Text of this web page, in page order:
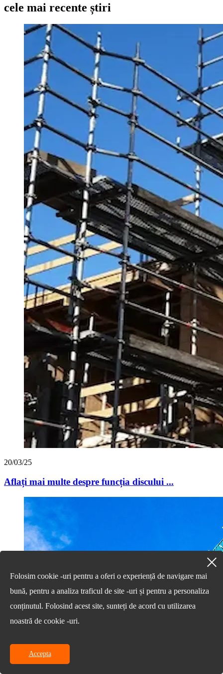
cele mai recente știri
20/03/25
Aflați mai multe despre funcția discului ...
Folosim cookie -uri pentru a oferi o experiență de navigare mai
bună, pentru a analiza traficul de site -uri și pentru a personaliza
conținutul. Folosind acest site, sunteți de acord cu utilizarea
noastră de cookie -uri.
Accepta